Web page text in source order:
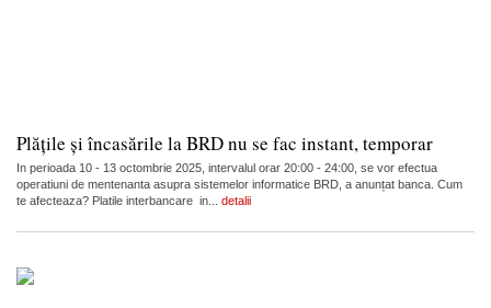
Plățile și încasările la BRD nu se fac instant, temporar
In perioada 10 - 13 octombrie 2025, intervalul orar 20:00 - 24:00, se vor efectua
operatiuni de mentenanta asupra sistemelor informatice BRD, a anunțat banca. Cum
te afecteaza? Platile interbancare in... detalii